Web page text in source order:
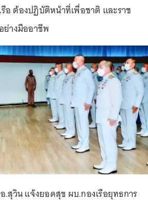
อ ต้องปฏิบัติหน้าที่เพื่อชาติ และราช
ย่างมืออาชีพ
.สุวิน แจ้งยอดสุข ผบ.กองเรือยุทธการ